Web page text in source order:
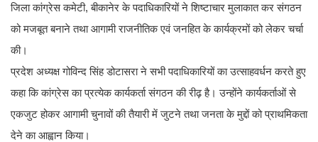
जिला कांग्रेस कमेटी, बीकानेर के पदाधिकारियों ने शिष्टाचार मुलाकात कर संगठन
को मजबूत बनाने तथा आगामी राजनीतिक एवं जनहित के कार्यक्रमों को लेकर चर्चा
की।
प्रदेश अध्यक्ष गोविन्द सिंह डोटासरा ने सभी पदाधिकारियों का उत्साहवर्धन करते हुए
कहा कि कांग्रेस का प्रत्येक कार्यकर्ता संगठन की रीढ़ है। उन्होंने कार्यकर्ताओं से
एकजुट होकर आगामी चुनावों की तैयारी में जुटने तथा जनता के मुद्दों को प्राथमिकता
देने का आह्वान किया।